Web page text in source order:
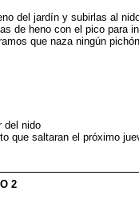
del jardín y subirlas al
de heno con el pico para
que naza ningún
del nido
saltaran el próximo
2